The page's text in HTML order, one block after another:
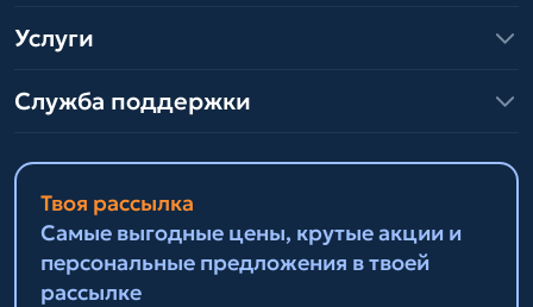
Услуги
Служба поддержки
Твоя рассылка
Самые выгодные цены, крутые акции и
персональные предложения в твоей
рассылке